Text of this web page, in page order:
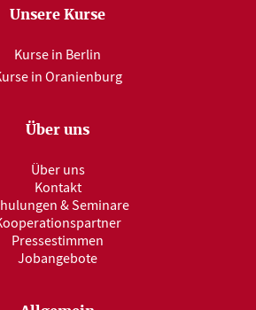
Unsere Kurse
Kurse in Berlin
in Oranienburg
Über uns
Über uns
Kontakt
& Seminare
Pressestimmen
Jobangebote